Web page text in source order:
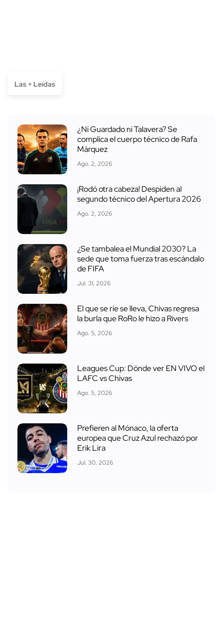
Las + Leídas
¿Ni Guardado ni Talavera? Se
complica el cuerpo técnico de Rafa
Márquez
Ago. 2, 2026
¡Rodó otra cabeza! Despiden al
segundo técnico del Apertura 2026
Ago. 2, 2026
¿Se tambalea el Mundial 2030? La
sede que toma fuerza tras escándalo
de FIFA
Jul. 31, 2026
El que se ríe se lleva, Chivas regresa
la burla que RoRo le hizo a Rivers
Ago. 5, 2026
Leagues Cup: Dónde ver EN VIVO el
LAFC vs Chivas
Ago. 5, 2026
Prefieren al Mónaco, la oferta
europea que Cruz Azul rechazó por
Erik Lira
Jul. 30, 2026